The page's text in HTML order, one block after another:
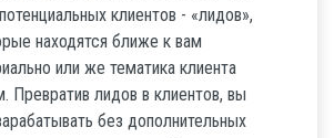
клиентов - «лидов»,
находятся ближе к вам
или же тематика клиента
Превратив лидов в клиентов, вы
без дополнительных